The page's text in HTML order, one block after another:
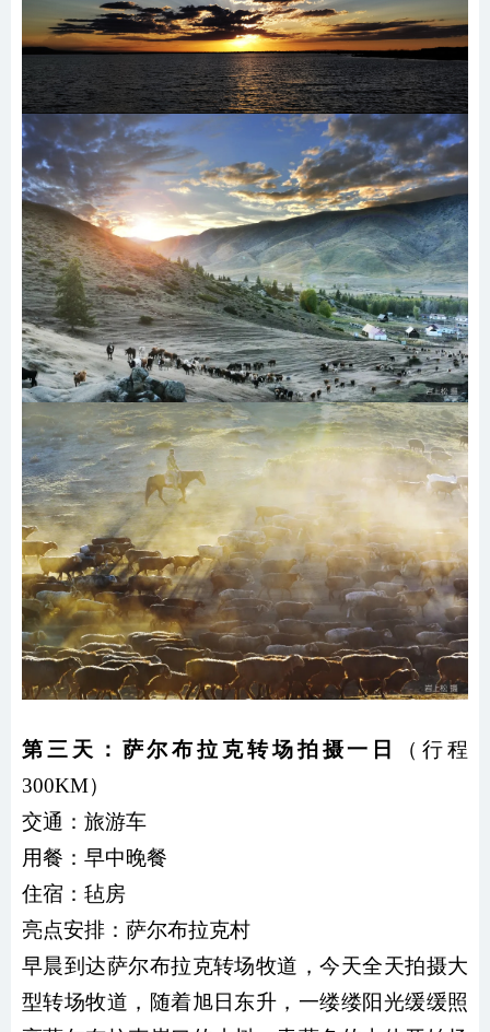
第三天：萨尔布拉克转场拍摄一日
（行程
300KM）
交通： 旅游车
用餐： 早中晚餐
住宿：毡房
亮点安排：萨尔布拉克村
早晨到达萨尔布拉克转场牧道，今天全天拍摄大
型转场牧道，随着旭日东升，一缕缕阳光缓缓照